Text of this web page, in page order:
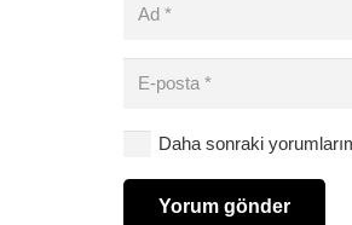
Daha sonraki
Yorum gönder